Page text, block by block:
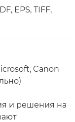
EPS, TIFF,
Canon
и решения на